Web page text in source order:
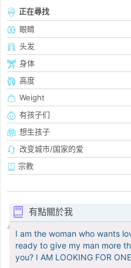
正在尋找
眼睛
头发
身体
高度
Weight
有孩子们
想生孩子
改变城市/国家的爱
宗教
有點關於我
I am the woman who wants
ready to give my man more
you? I AM LOOKING FOR